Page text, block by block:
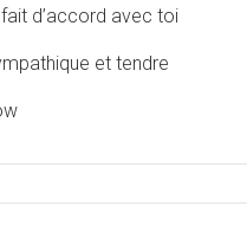
d’accord avec toi
et tendre